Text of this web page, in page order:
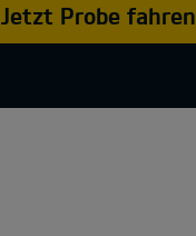
Jetzt Probe fahren